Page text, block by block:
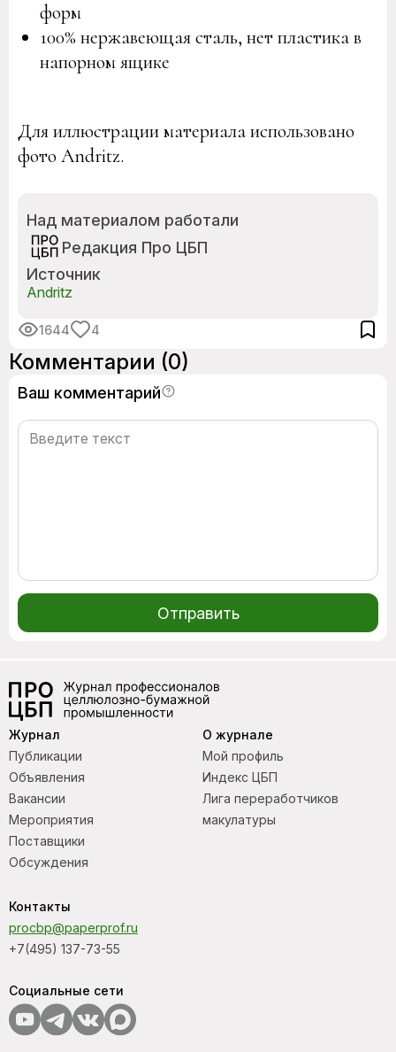
форм
100% нержавеющая сталь, нет пластика в
напорном ящике
Для иллюстрации материала использовано
фото Andritz.
Над материалом работали
Редакция Про ЦБП
Источник
Andritz
1644 4
Комментарии (0)
Ваш комментарий
Отправить
Контакты
procbp@paperprof.ru
+7(495) 137-73-55
О журнале
Мой профиль
Индекс ЦБП
Лига переработчиков
макулатуры
Журнал
Публикации
Объявления
Вакансии
Мероприятия
Поставщики
Обсуждения
Социальные сети